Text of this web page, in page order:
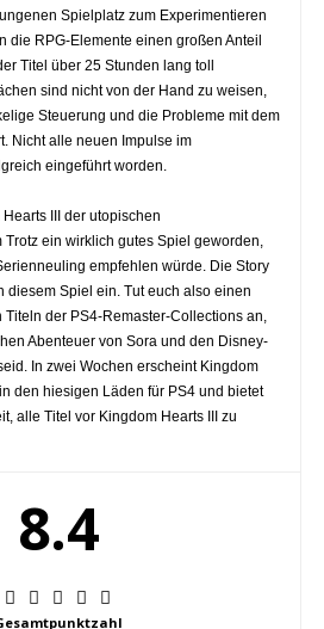
Spielplatz zum Experimentieren
die RPG-Elemente einen großen Anteil
Titel über 25 Stunden lang toll
sind nicht von der Hand zu weisen,
Steuerung und die Probleme mit dem
Nicht alle neuen Impulse im
eingeführt worden.
III der utopischen
ein wirklich gutes Spiel geworden,
empfehlen würde. Die Story
diesem Spiel ein. Tut euch also einen
der PS4-Remaster-Collections an,
Abenteuer von Sora und den Disney-
In zwei Wochen erscheint Kingdom
den hiesigen Läden für PS4 und bietet
alle Titel vor Kingdom Hearts III zu
8.4